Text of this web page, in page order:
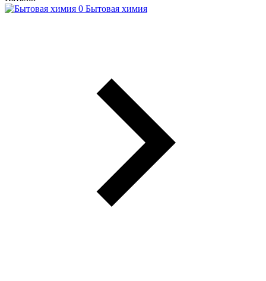
Бытовая химия